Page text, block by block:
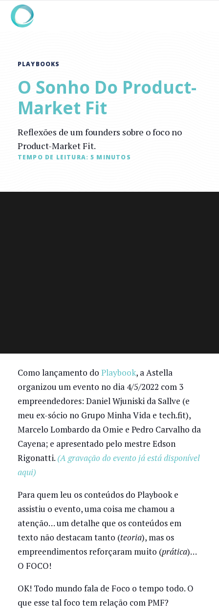
PLAYBOOKS
O Sonho Do Product-
Market Fit
Reflexões de um founders sobre o foco no
Product-Market Fit.
TEMPO DE LEITURA: 5 MINUTOS
Como lançamento do Playbook, a Astella
organizou um evento no dia 4/5/2022 com 3
empreendedores: Daniel Wjuniski da Sallve (e
meu ex-sócio no Grupo Minha Vida e tech.fit),
Marcelo Lombardo da Omie e Pedro Carvalho da
Cayena; e apresentado pelo mestre Edson
Rigonatti. (A gravação do evento já está disponível
aqui)
Para quem leu os conteúdos do Playbook e
assistiu o evento, uma coisa me chamou a
atenção… um detalhe que os conteúdos em
texto não destacam tanto (teoria), mas os
empreendimentos reforçaram muito (prática)…
O FOCO!
OK! Todo mundo fala de Foco o tempo todo. O
que esse tal foco tem relação com PMF?